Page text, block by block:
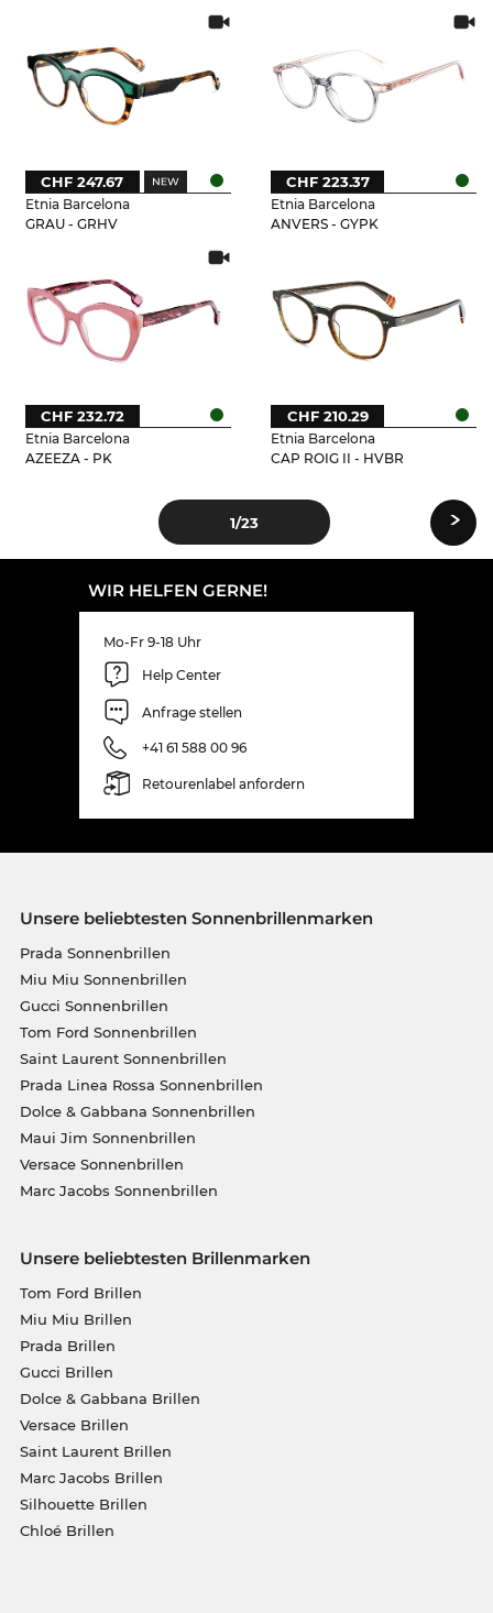
Etnia Barcelona
GRAU - GRHV
CHF 247.67
Etnia Barcelona
ANVERS - GYPK
CHF 223.37
Etnia Barcelona
AZEEZA - PK
CHF 232.72
Etnia Barcelona
CAP ROIG II - HVBR
CHF 210.29
1/23 ›
WIR HELFEN GERNE!
Mo-Fr 9-18 Uhr
Help Center
Anfrage stellen
+41 61 588 00 96
Retourenlabel anfordern
Unsere beliebtesten Sonnenbrillenmarken
Prada Sonnenbrillen
Miu Miu Sonnenbrillen
Gucci Sonnenbrillen
Tom Ford Sonnenbrillen
Saint Laurent Sonnenbrillen
Prada Linea Rossa Sonnenbrillen
Dolce & Gabbana Sonnenbrillen
Maui Jim Sonnenbrillen
Versace Sonnenbrillen
Marc Jacobs Sonnenbrillen
Unsere beliebtesten Brillenmarken
Tom Ford Brillen
Miu Miu Brillen
Prada Brillen
Gucci Brillen
Dolce & Gabbana Brillen
Versace Brillen
Saint Laurent Brillen
Marc Jacobs Brillen
Silhouette Brillen
Chloé Brillen